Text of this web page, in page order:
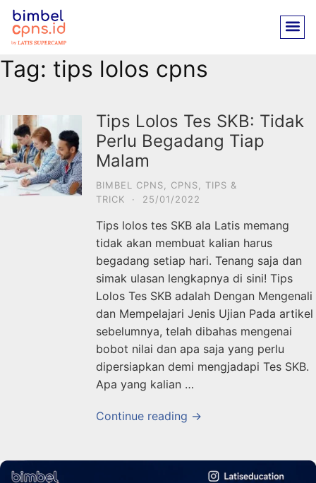
Tag: tips lolos cpns
Tips Lolos Tes SKB: Tidak
Perlu Begadang Tiap
Malam
BIMBEL CPNS CPNS
TIPS &
TRICK
· 25/01/2022
Tips lolos tes SKB ala Latis memang
tidak akan membuat kalian harus
begadang setiap hari. Tenang saja dan
simak ulasan lengkapnya di sini! Tips
Lolos Tes SKB adalah Dengan Mengenali
dan Mempelajari Jenis Ujian Pada artikel
sebelumnya, telah dibahas mengenai
bobot nilai dan apa saja yang perlu
dipersiapkan demi mengjadapi Tes SKB.
Apa yang kalian …
Continue reading →